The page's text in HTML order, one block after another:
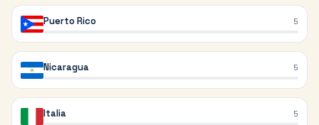
Puerto Rico 5
Nicaragua 5
Italia 5